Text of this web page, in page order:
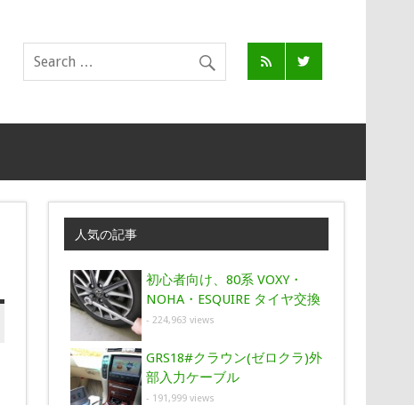
人気の記事
初心者向け、80系 VOXY・
NOHA・ESQUIRE タイヤ交換
- 224,963 views
GRS18#クラウン(ゼロクラ)外
部入力ケーブル
- 191,999 views